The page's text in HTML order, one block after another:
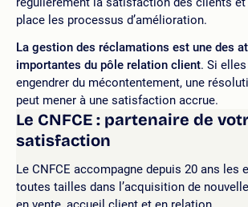
place les processus d’amélioration.
La gestion des réclamations est une des
importantes du pôle relation client. Si
engendrer du mécontentement, une
peut mener à une satisfaction accrue.
Le CNFCE : partenaire de
satisfaction
Le CNFCE accompagne depuis 20 ans les
toutes tailles dans l’acquisition de